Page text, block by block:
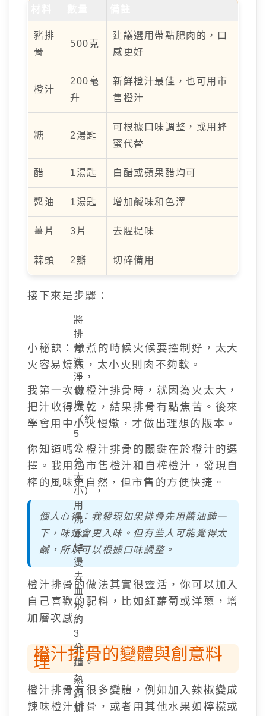
豬排
骨
500克
建議選用帶點肥肉的，口
感更好
橙汁
200毫
升
新鮮橙汁最佳，也可用市
售橙汁
糖 2湯匙
可根據口味調整，或用蜂
蜜代替
醋 1湯匙 白醋或蘋果醋均可
醬油 1湯匙 增加鹹味和色澤
薑片 3片 去腥提味
蒜頭 2瓣 切碎備用
接下來是步驟：
將
排
骨
洗
淨，
切
塊
（約
5
公
分
大
小），
用
沸
水
焯
燙
去
血
水，
約
3
分
鐘。
熱
鍋
加
小秘訣：燉煮的時候火候要控制好，太大
火容易燒焦，太小火則肉不夠軟。
我第一次做橙汁排骨時，就因為火太大，
把汁收得太乾，結果排骨有點焦苦。後來
學會用中小火慢燉，才做出理想的版本。
你知道嗎？橙汁排骨的關鍵在於橙汁的選
擇。我用過市售橙汁和自榨橙汁，發現自
榨的風味更自然，但市售的方便快捷。
個人心得：我發現如果排骨先用醬油醃一
下，味道會更入味。但有些人可能覺得太
鹹，所以可以根據口味調整。
橙汁排骨的做法其實很靈活，你可以加入
自己喜歡的配料，比如紅蘿蔔或洋蔥，增
加層次感。
橙汁排骨的變體與創意料
理
橙汁排骨有很多變體，例如加入辣椒變成
辣味橙汁排骨，或者用其他水果如檸檬或